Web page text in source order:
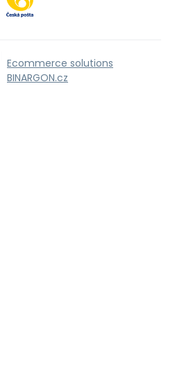
Ecommerce solutions
BINARGON.cz